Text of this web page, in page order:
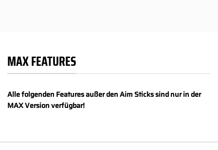
MAX FEATURES
Alle folgenden Features außer den Aim Sticks sind nur in der
MAX Version verfügbar!